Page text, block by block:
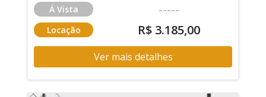
Á Vista -----
Locação R$ 3.185,00
Ver mais detalhes